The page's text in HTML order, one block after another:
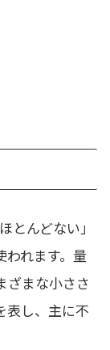
とんどない」
われます。量
ざまな小ささ
表し、主に不